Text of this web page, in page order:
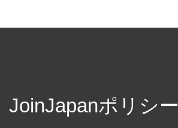
JoinJapanポリシー